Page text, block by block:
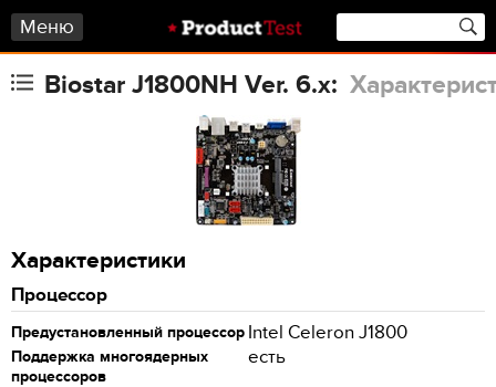
Меню
Biostar J1800NH Ver. 6.x:
Характеристики
Процессор
Предустановленный процессор Intel Celeron J1800
Поддержка многоядерных
процессоров
есть